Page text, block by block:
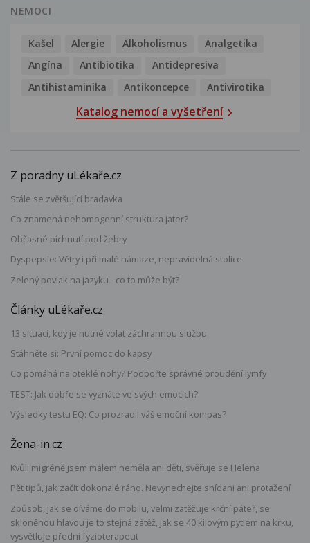
NEMOCI
Kašel Alergie Alkoholismus
Analgetika
Angína
Antibiotika
Antidepresiva
Antihistaminika
Antikoncepce Antivirotika
Katalog nemocí a vyšetření
Z poradny uLékaře.cz
Stále se zvětšující bradavka
Co znamená nehomogenní struktura jater?
Občasné píchnutí pod žebry
Dyspepsie: Větry i při malé námaze, nepravidelná stolice
Zelený povlak na jazyku - co to může být?
Články uLékaře.cz
13 situací, kdy je nutné volat záchrannou službu
Stáhněte si: První pomoc do kapsy
Co pomáhá na oteklé nohy? Podpořte správné proudění lymfy
TEST: Jak dobře se vyznáte ve svých emocích?
Výsledky testu EQ: Co prozradil váš emoční kompas?
Žena-in.cz
Kvůli migréně jsem málem neměla ani děti, svěřuje se Helena
Pět tipů, jak začít dokonalé ráno. Nevynechejte snídani ani protažení
Způsob, jak se díváme do mobilu, velmi zatěžuje krční páteř, se
skloněnou hlavou je to stejná zátěž, jak se 40 kilovým pytlem na krku,
vysvětluje přední fyzioterapeut